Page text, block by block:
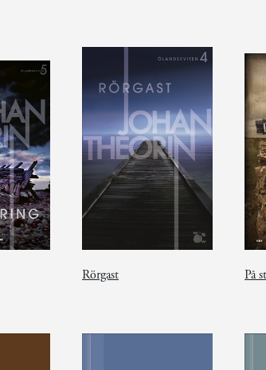
Rörgast På